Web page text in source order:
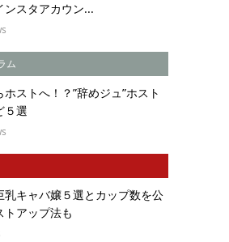
ンスタアカウン...
ム
ストへ！？”辞めジュ”ホスト
５選
乳キャバ嬢５選とカップ数を公
トアップ法も